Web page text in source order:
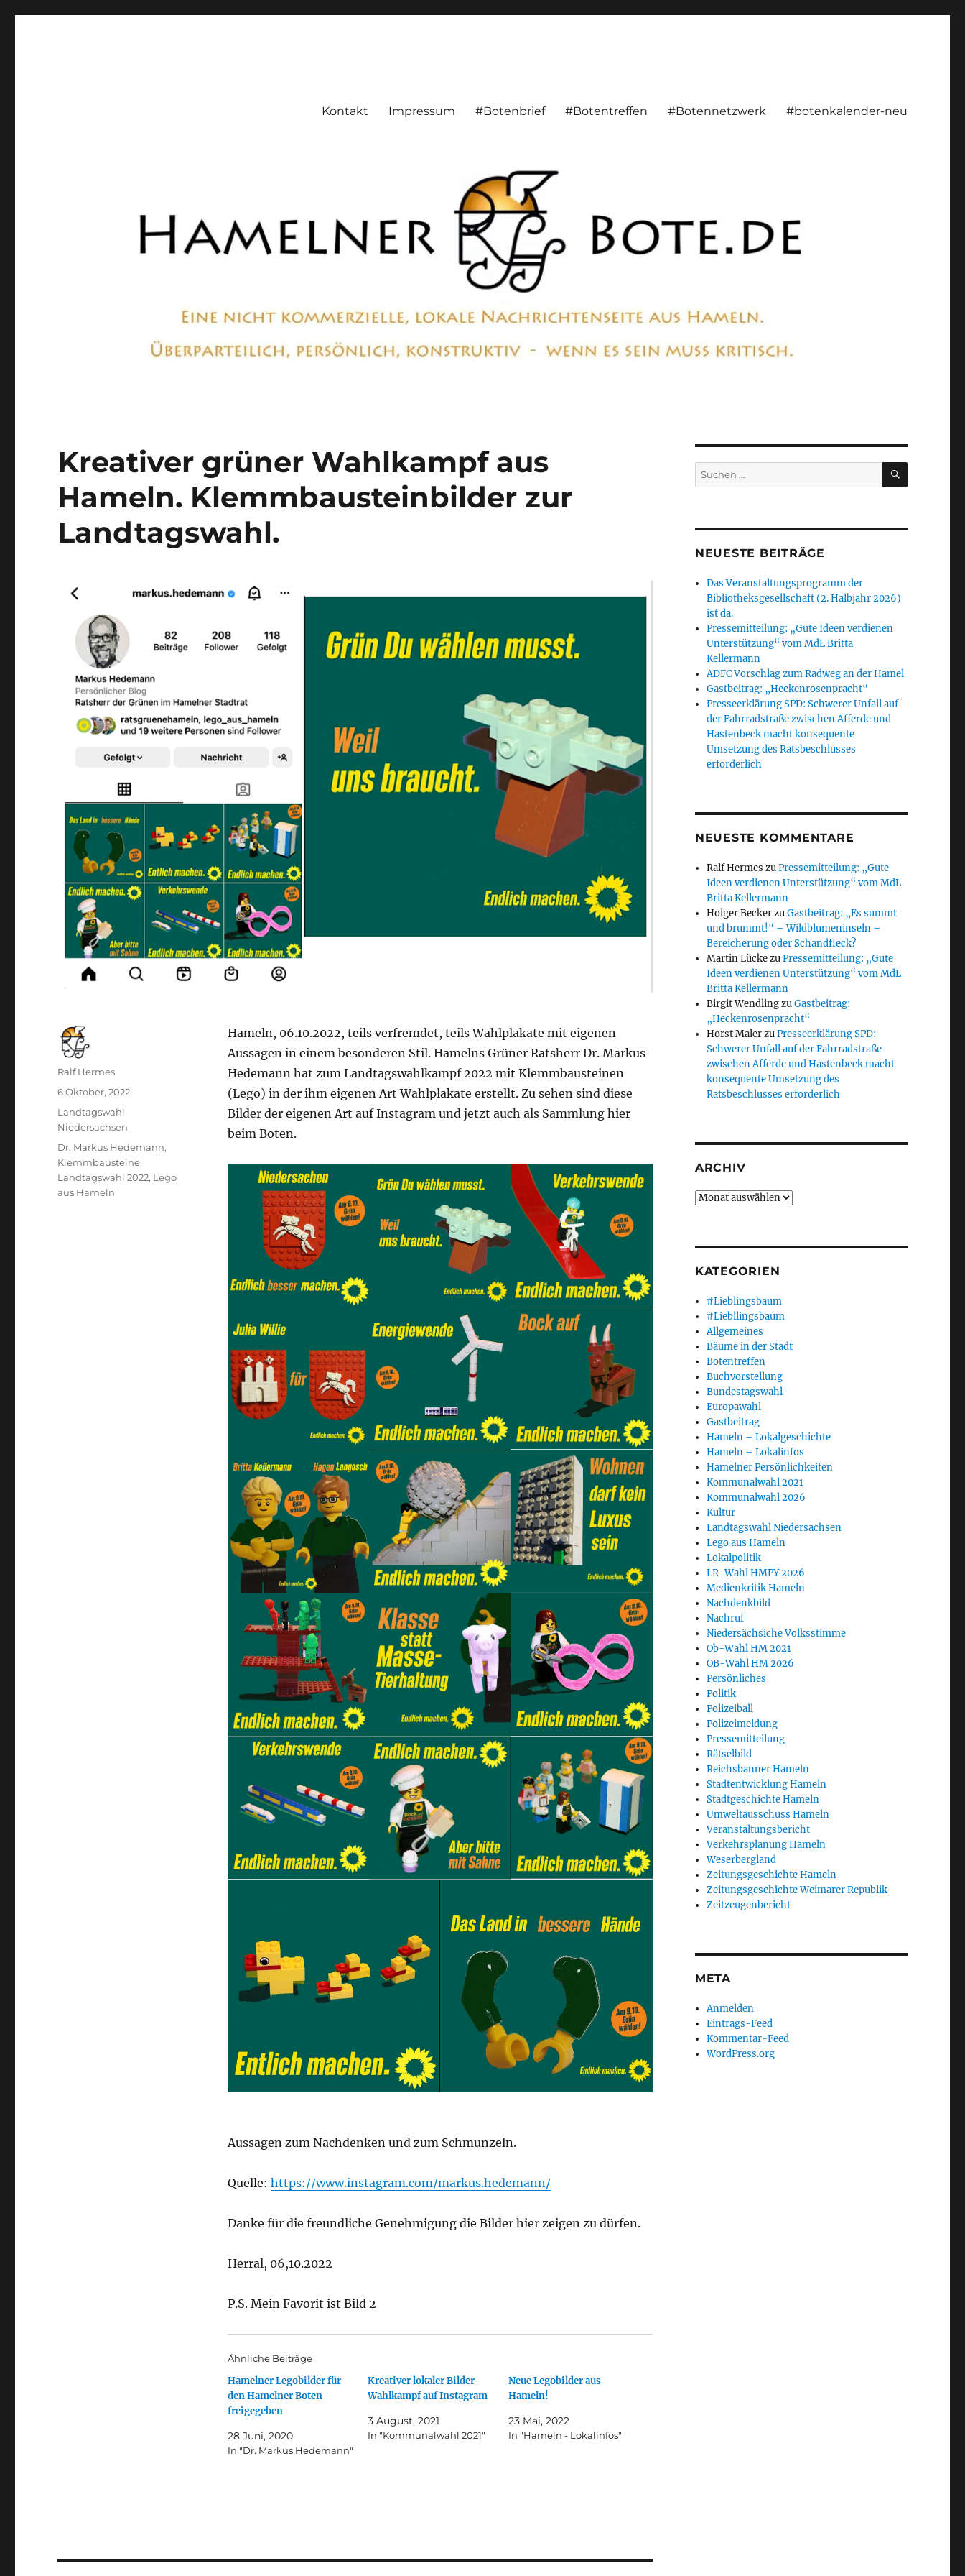
Kontakt Impressum #Botenbrief #Botentreffen #Botennetzwerk #botenkalender-neu
Kreativer grüner Wahlkampf aus
Hameln. Klemmbausteinbilder zur
Landtagswahl.
Hameln, 06.10.2022, teils verfremdet, teils Wahlplakate mit eigenen
Aussagen in einem besonderen Stil. Hamelns Grüner Ratsherr Dr. Markus
Hedemann hat zum Landtagswahlkampf 2022 mit Klemmbausteinen
(Lego) in der ihm eigenen Art Wahlplakate erstellt. Zu sehen sind diese
Bilder der eigenen Art auf Instagram und jetzt auch als Sammlung hier
beim Boten.
Aussagen zum Nachdenken und zum Schmunzeln.
Quelle: https://www.instagram.com/markus.hedemann/
Danke für die freundliche Genehmigung die Bilder hier zeigen zu dürfen.
Herral, 06,10.2022
P.S. Mein Favorit ist Bild 2
Ähnliche Beiträge
Hamelner Legobilder für
den Hamelner Boten
freigegeben
28 Juni, 2020
In "Dr. Markus Hedemann"
Kreativer lokaler Bilder-
Wahlkampf auf Instagram
3 August, 2021
In "Kommunalwahl 2021"
Neue Legobilder aus
Hameln!
23 Mai, 2022
In "Hameln - Lokalinfos"
Autor
Ralf Hermes
Veröffentlicht
6 Oktober, 2022
Kategorien
Landtagswahl
Niedersachsen
Schlagwörter
Dr. Markus Hedemann,
Klemmbausteine,
Landtagswahl 2022, Lego
aus Hameln
Suchen
nach:
SUCHEN
NEUESTE BEITRÄGE
Das Veranstaltungsprogramm der
Bibliotheksgesellschaft (2. Halbjahr 2026)
ist da.
Pressemitteilung: „Gute Ideen verdienen
Unterstützung“ vom MdL Britta
Kellermann
ADFC Vorschlag zum Radweg an der Hamel
Gastbeitrag: „Heckenrosenpracht“
Presseerklärung SPD: Schwerer Unfall auf
der Fahrradstraße zwischen Afferde und
Hastenbeck macht konsequente
Umsetzung des Ratsbeschlusses
erforderlich
NEUESTE KOMMENTARE
Ralf Hermes zuPressemitteilung: „Gute
Ideen verdienen Unterstützung“ vom MdL
Britta Kellermann
Holger BeckerzuGastbeitrag: „Es summt
und brummt!“ – Wildblumeninseln –
Bereicherung oder Schandfleck?
Martin LückezuPressemitteilung: „Gute
Ideen verdienen Unterstützung“ vom MdL
Britta Kellermann
Birgit WendlingzuGastbeitrag:
„Heckenrosenpracht“
Horst MalerzuPresseerklärung SPD:
Schwerer Unfall auf der Fahrradstraße
zwischen Afferde und Hastenbeck macht
konsequente Umsetzung des
Ratsbeschlusses erforderlich
ARCHIV
Archiv
KATEGORIEN
#Lieblingsbaum
#Liebllingsbaum
Allgemeines
Bäume in der Stadt
Botentreffen
Buchvorstellung
Bundestagswahl
Europawahl
Gastbeitrag
Hameln – Lokalgeschichte
Hameln – Lokalinfos
Hamelner Persönlichkeiten
Kommunalwahl 2021
Kommunalwahl 2026
Kultur
Landtagswahl Niedersachsen
Lego aus Hameln
Lokalpolitik
LR-Wahl HMPY 2026
Medienkritik Hameln
Nachdenkbild
Nachruf
Niedersächsiche Volksstimme
Ob-Wahl HM 2021
OB-Wahl HM 2026
Persönliches
Politik
Polizeiball
Polizeimeldung
Pressemitteilung
Rätselbild
Reichsbanner Hameln
Stadtentwicklung Hameln
Stadtgeschichte Hameln
Umweltausschuss Hameln
Veranstaltungsbericht
Verkehrsplanung Hameln
Weserbergland
Zeitungsgeschichte Hameln
Zeitungsgeschichte Weimarer Republik
Zeitzeugenbericht
META
Anmelden
Eintrags-Feed
Kommentar-Feed
WordPress.org